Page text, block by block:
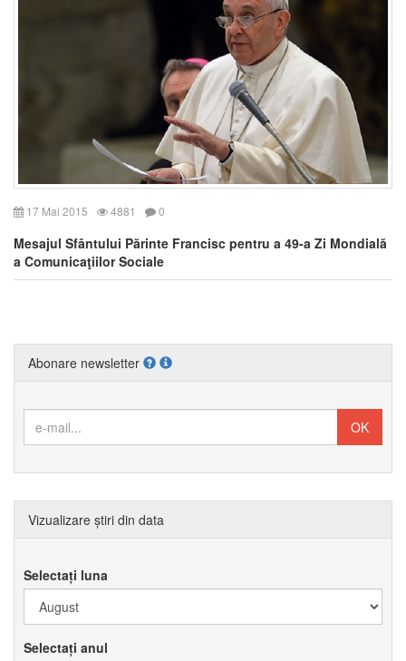
17 Mai 2015 4881 0
Mesajul Sfântului Părinte Francisc pentru a 49-a Zi Mondială
a Comunicaţiilor Sociale
Abonare newsletter
Vizualizare știri din data
Selectați luna
Selectați anul